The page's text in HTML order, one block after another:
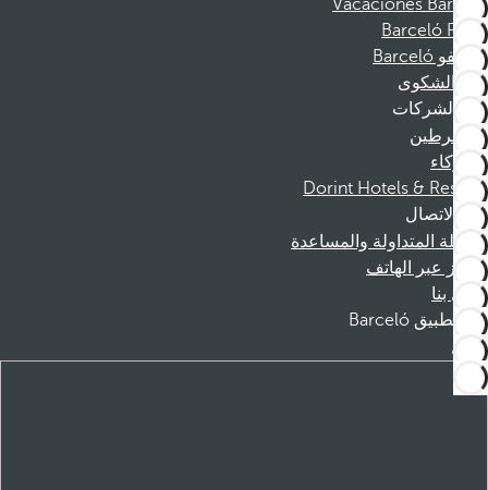
Vacaciones Barceló
Barceló Films
موظفو Barceló
قناة الشكوى
الشركات
المنخرطين
الشركاء
Dorint Hotels & Resorts
الاتصال
الأسئلة المتداولة والمساعدة
الحجز عبر الهاتف
اتصل بنا
تطبيق Barceló
تنزيل